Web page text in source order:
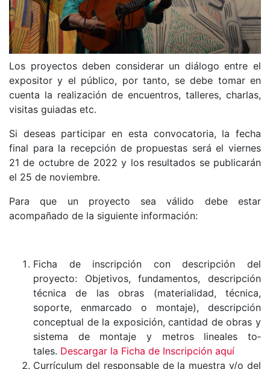
Los proyectos deben considerar un diálogo entre el
expositor y el público, por tanto, se debe tomar en
cuenta la realización de encuentros, talleres, charlas,
visitas guiadas etc.
Si deseas participar en esta convocatoria, la fecha
final para la recepción de propuestas será el viernes
21 de octubre de 2022 y los resultados se publicarán
el 25 de noviembre.
Para que un proyecto sea válido debe estar
acompañado de la siguiente información:
Ficha de inscripción con descripción del
proyecto: Objetivos, fundamentos, descripción
técnica de las obras (materialidad, técnica,
sopor­te, enmarcado o montaje), descripción
conceptual de la exposición, cantidad de obras y
sistema de montaje y metros lineales to­
tales. Descargar la Ficha de Inscripción aquí
Currículum del responsable de la muestra y/o del